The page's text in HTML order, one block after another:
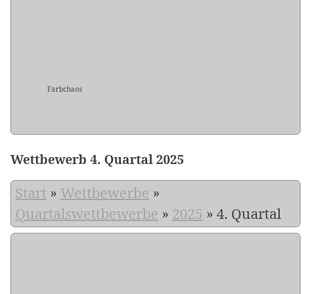
Farbchaos
Wettbewerb 4. Quartal 2025
Start » Wettbewerbe »
Quartalswettbewerbe » 2025 » 4. Quartal